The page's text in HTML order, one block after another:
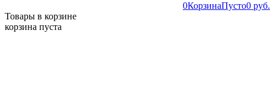
0КорзинаПусто0 руб.
Товары в корзине
корзина пуста